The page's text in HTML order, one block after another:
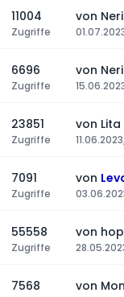
11004
Zugriffe
von Neri
6696
Zugriffe
von Neri
23851
Zugriffe
von Lita
7091
Zugriffe
von
55558
Zugriffe
von
7568 von